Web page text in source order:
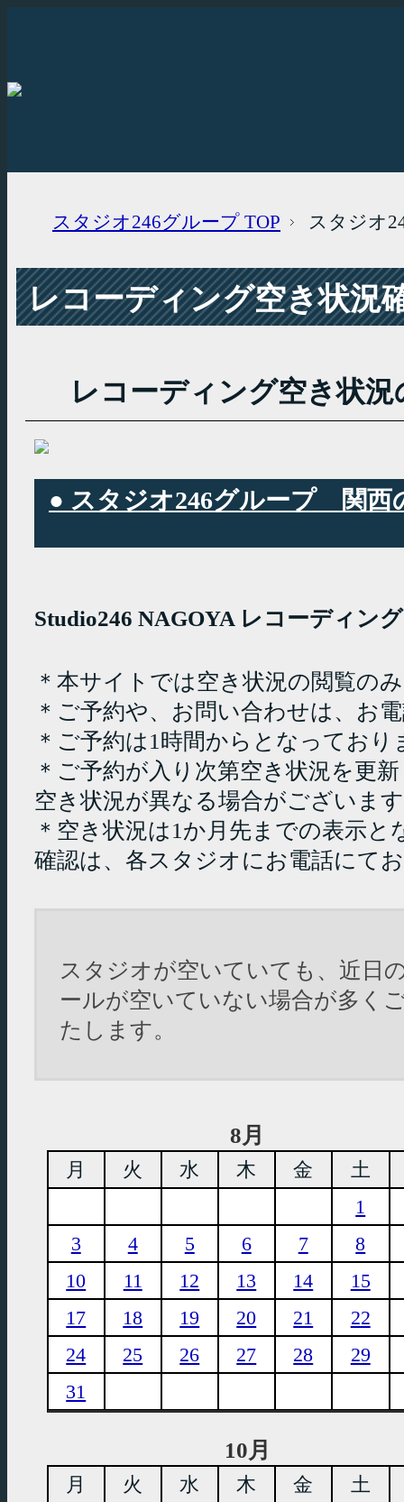
スタジオ246グループ TOP スタジオ
レコーディング空き状況
レコーディング空き状況
● スタジオ246グループ 関西
Studio246 NAGOYA レコーディン
＊本サイトでは空き状況の閲覧の
＊ご予約や、お問い合わせは、お
＊ご予約は1時間からとなっており
＊ご予約が入り次第空き状況を更
空き状況が異なる場合がございま
＊空き状況は1か月先までの表示
確認は、各スタジオにお電話にて
スタジオが空いていても、近日
ールが空いていない場合が多く
たします。
8月
月 火 水 木 金
土
1
3
4 5 6 7
8
10
11 12 13 14
15
17
18 19 20 21
22
24
25 26 27 28
29
31
10月
月 火 水 木 金
土